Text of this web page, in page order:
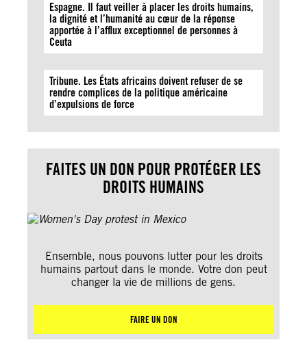
Espagne. Il faut veiller à placer les droits humains,
la dignité et l’humanité au cœur de la réponse
apportée à l’afflux exceptionnel de personnes à
Ceuta
Tribune. Les États africains doivent refuser de se
rendre complices de la politique américaine
d’expulsions de force
FAITES UN DON POUR PROTÉGER LES
DROITS HUMAINS
Ensemble, nous pouvons lutter pour les droits
humains partout dans le monde. Votre don peut
changer la vie de millions de gens.
FAIRE UN DON